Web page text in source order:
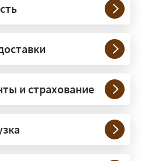
низкорамниках —
рассчитанных на
технику и
подбираем
и вес груза.
и страхование